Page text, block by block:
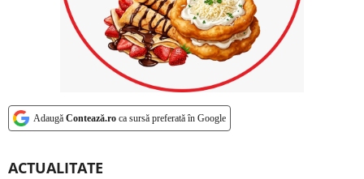
Adaugă Contează.ro ca sursă preferată în Google
ACTUALITATE